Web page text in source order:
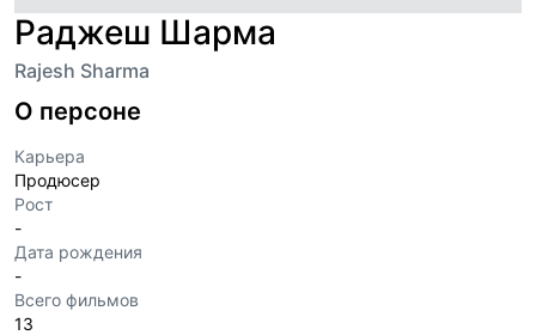
Раджеш Шарма
Rajesh Sharma
О персоне
Карьера
Продюсер
Рост
-
Дата рождения
-
Всего фильмов
13